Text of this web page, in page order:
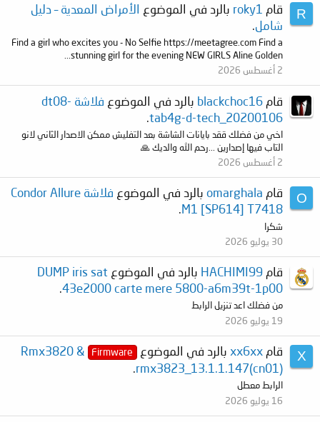
R قام roky1 بالرد في الموضوع الأمراض المعدية – دليل
شامل.
Find a girl who excites you - No Selfie https://meetagree.com Find a
stunning girl for the evening NEW GIRLS Aline Golden...
2 أغسطس 2026
قام blackchoc16 بالرد في الموضوع
فلاشة dt08-
tab4g-d-tech_20200106
.
اخي من فضلك ققد بايانات الشاشة بعد التفليش ممكن الاصدار الثاني لانو
التاب فيها إصدارين ...رحم الله والديك 🙏
2 أغسطس 2026
O قام omarghala بالرد في الموضوع
فلاشة Condor Allure
M1 [SP614] T7418
.
شكرا
30 يوليو 2026
قام HACHIMI99 بالرد في الموضوع DUMP iris sat
43e2000 carte mere 5800-a6m39t-1p00
.
من فضلك اعد تنزيل الرابط
19 يوليو 2026
X قام xx6xx بالرد في الموضوع Firmware
Rmx3820 &
rmx3823_13.1.1.147(cn01)
.
الرابط معطل
16 يوليو 2026